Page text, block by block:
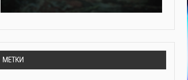
МЕТКИ